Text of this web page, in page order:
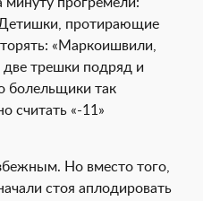
протирающие
«Маркоишвили,
трешки подряд и
болельщики так
считать «-11»
Но вместо того,
стоя аплодировать